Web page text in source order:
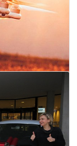
2011
Lees meer